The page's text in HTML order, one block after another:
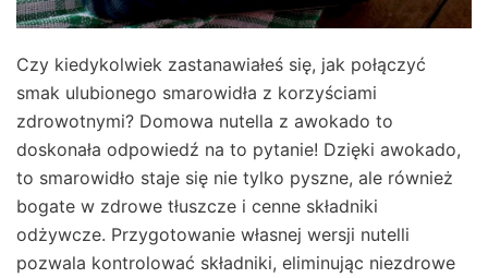
Czy kiedykolwiek zastanawiałeś się, jak połączyć
smak ulubionego smarowidła z korzyściami
zdrowotnymi? Domowa nutella z awokado to
doskonała odpowiedź na to pytanie! Dzięki awokado,
to smarowidło staje się nie tylko pyszne, ale również
bogate w zdrowe tłuszcze i cenne składniki
odżywcze. Przygotowanie własnej wersji nutelli
pozwala kontrolować składniki, eliminując niezdrowe